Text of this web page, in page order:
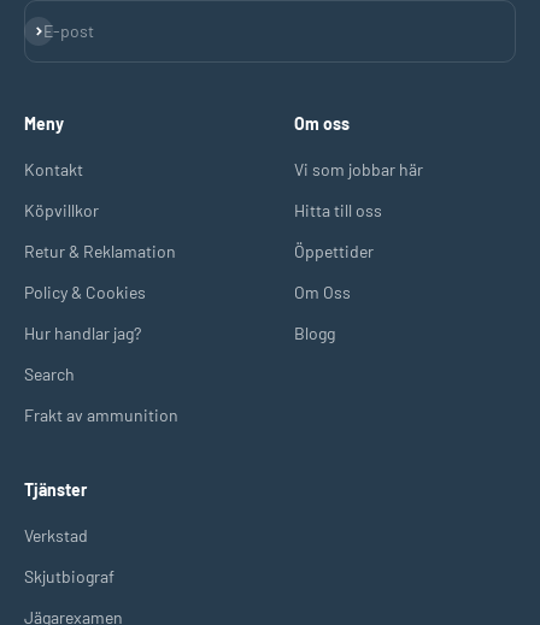
E-post
Prenumerera
Meny
Kontakt
Köpvillkor
Retur & Reklamation
Policy & Cookies
Hur handlar jag?
Search
Frakt av ammunition
Om oss
Vi som jobbar här
Hitta till oss
Öppettider
Om Oss
Blogg
Tjänster
Verkstad
Skjutbiograf
Jägarexamen